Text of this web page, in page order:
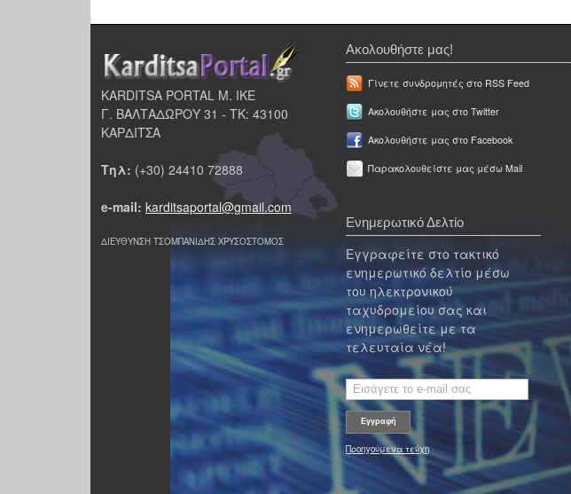
KARDITSA PORTAL Μ. ΙΚΕ
Γ. ΒΑΛΤΑΔΩΡΟΥ 31 - ΤΚ: 43100
ΚΑΡΔΙΤΣΑ
Τηλ: (+30) 24410 72888
e-mail: karditsaportal@gmail.com
ΔΙΕΥΘΥΝΣΗ ΤΣΟΜΠΑΝΙΔΗΣ ΧΡΥΣΟΣΤΟΜΟΣ
Ακολουθήστε μας!
Γίνετε συνδρομητές στο RSS Feed
Ακολουθήστε μας στο Twitter
Ακολουθήστε μας στο Facebook
Παρακολουθείστε μας μέσω Mail
Ενημερωτικό Δελτίο
Εγγραφείτε στο τακτικό
ενημερωτικό δελτίο μέσω
του ηλεκτρονικού
ταχυδρομείου σας και
ενημερωθείτε με τα
τελευταία νέα!
Προηγούμενα τεύχη